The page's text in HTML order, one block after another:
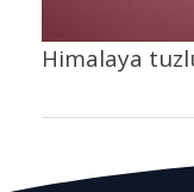
Himalaya